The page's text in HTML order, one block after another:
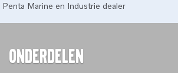
Penta Marine en Industrie dealer
Onderdelen